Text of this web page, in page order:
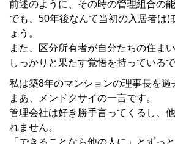
前述のように、その時の管理組合の能
でも、50年後なんて当初の入居者は
ょう。
また、区分所有者が自分たちの住ま
しっかりと果たす覚悟を持っているで
私は築8年のマンションの理事長を過
まあ、メンドクサイの一言です。
管理会社は好き勝手言ってくるし、
れません。
「できることなら他の人に」とずっ